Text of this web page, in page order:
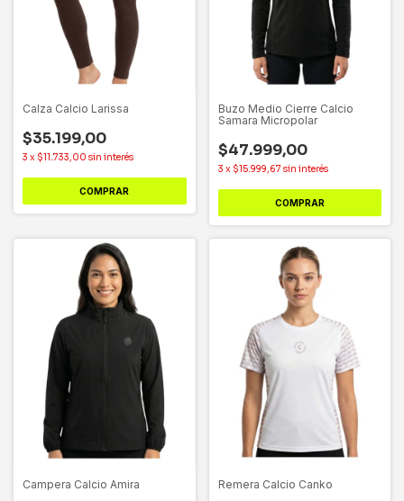
Calza Calcio Larissa
$35.199,00
3 x $11.733,00 sin interés
COMPRAR
Buzo Medio Cierre Calcio
Samara Micropolar
$47.999,00
3 x $15.999,67 sin interés
COMPRAR
Campera Calcio Amira Remera Calcio Canko